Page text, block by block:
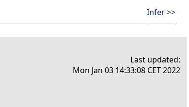
Infer >>
Last updated:
Mon Jan 03 14:33:08 CET 2022